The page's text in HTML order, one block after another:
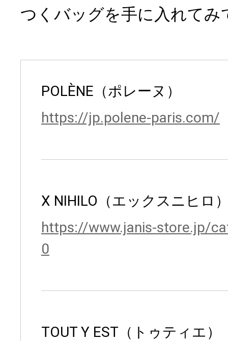
つくバッグを手に入れてみ
POLÈNE（ポレーヌ）
https://jp.polene-paris.com/
X NIHILO（エックスニヒロ
https://www.janis-store.jp/
0
TOUT Y EST（トゥティエ）